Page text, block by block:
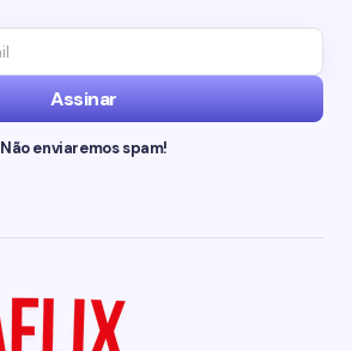
Assinar
Não enviaremos spam!